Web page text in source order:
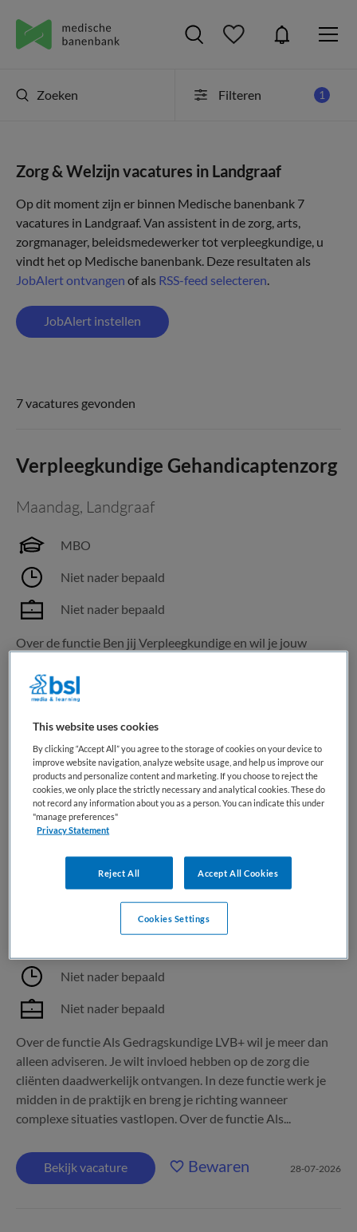
Zoeken Filteren 1
Zorg & Welzijn vacatures in Landgraaf
Op dit moment zijn er binnen Medische banenbank 7
vacatures in Landgraaf. Van assistent in de zorg, arts,
zorgmanager, beleidsmedewerker tot verpleegkundige, u
vindt het op Medische banenbank. Deze resultaten als
JobAlert ontvangen of als RSS-feed selecteren.
JobAlert instellen
7 vacatures gevonden
Verpleegkundige Gehandicaptenzorg
Maandag, Landgraaf
MBO
Niet nader bepaald
Niet nader bepaald
Over de functie Ben jij Verpleegkundige en wil je jouw
begeleiding? Voor een woonlocatie binnen de
gehandicaptenzorg zoeken we een verpleegkundige die
graag werkt met ouder wordende cliënten en oog heeft
Bekijk vacature Bewaren 28-07-2026
Gedragskundige LVB+
Landgraaf
Niet nader bepaald
Niet nader bepaald
Over de functie Als Gedragskundige LVB+ wil je meer dan
alleen adviseren. Je wilt invloed hebben op de zorg die
cliënten daadwerkelijk ontvangen. In deze functie werk je
midden in de praktijk en breng je richting wanneer
complexe situaties vastlopen. Over de functie Als...
Bekijk vacature Bewaren 28-07-2026
This website uses cookies
By clicking “Accept All” you agree to the storage of cookies on your device to
improve website navigation, analyze website usage, and help us improve our
products and personalize content and marketing. If you choose to reject the
cookies, we only place the strictly necessary and analytical cookies. These do
not record any information about you as a person. You can indicate this under
"manage preferences"
Privacy Statement
Reject All Accept All Cookies
Cookies Settings